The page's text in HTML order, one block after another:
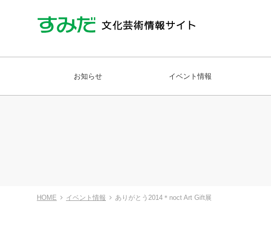
お知らせ イベント情報
HOME イベント情報 ありがとう2014＊noct Art Gift展